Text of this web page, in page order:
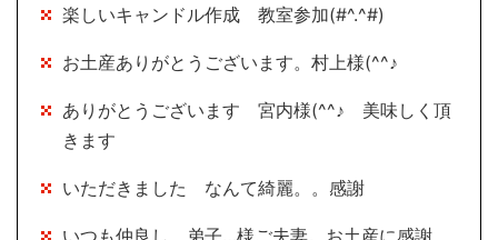
楽しいキャンドル作成 教室参加(#^.^#)
お土産ありがとうございます。村上様(^^♪
ありがとうございます 宮内様(^^♪ 美味しく頂
きます
いただきました なんて綺麗。。感謝
いつも仲良し 弟子…様ご夫妻。お土産に感謝